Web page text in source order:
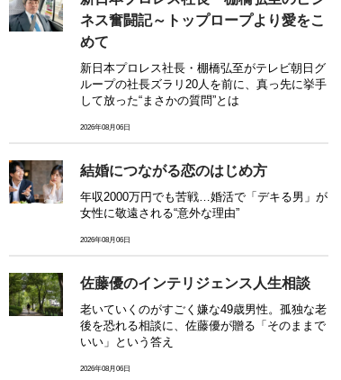
ネス奮闘記～トップロープより愛をこ
めて
新日本プロレス社長・棚橋弘至がテレビ朝日グ
ループの社長ズラリ20人を前に、真っ先に挙手
して放った“まさかの質問”とは
2026年08月06日
結婚につながる恋のはじめ方
年収2000万円でも苦戦…婚活で「デキる男」が
女性に敬遠される“意外な理由”
2026年08月06日
佐藤優のインテリジェンス人生相談
老いていくのがすごく嫌な49歳男性。孤独な老
後を恐れる相談に、佐藤優が贈る「そのままで
いい」という答え
2026年08月06日